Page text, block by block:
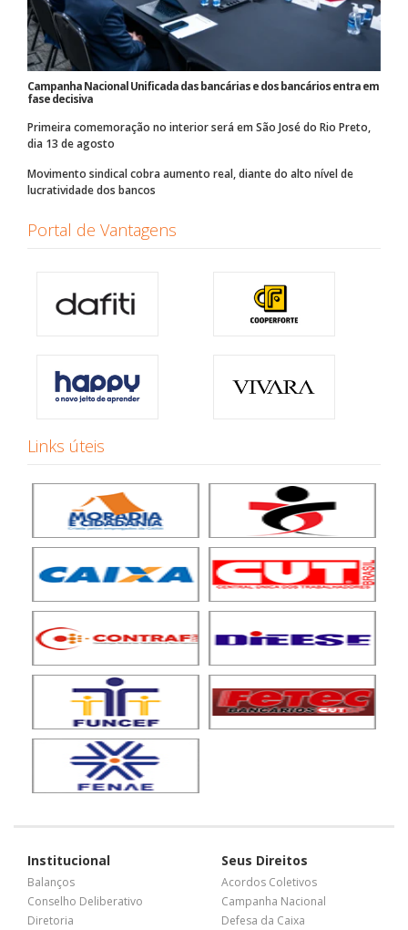
Campanha Nacional Unificada das bancárias e dos bancários entra em
fase decisiva
Primeira comemoração no interior será em São José do Rio Preto,
dia 13 de agosto
Movimento sindical cobra aumento real, diante do alto nível de
lucratividade dos bancos
Portal de Vantagens
Links úteis
Institucional
Balanços
Conselho Deliberativo
Diretoria
Seus Direitos
Acordos Coletivos
Campanha Nacional
Defesa da Caixa